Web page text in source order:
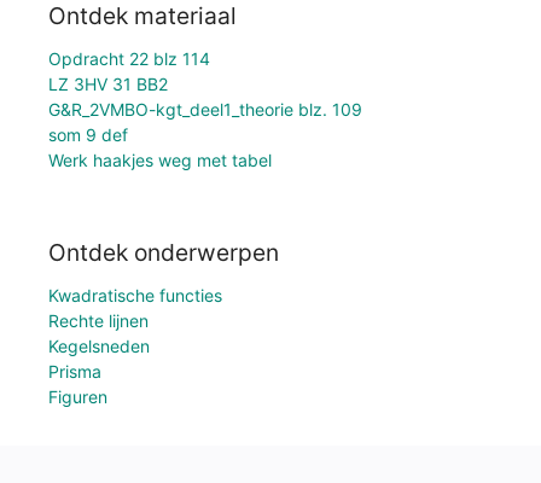
Ontdek materiaal
Opdracht 22 blz 114
LZ 3HV 31 BB2
G&R_2VMBO-kgt_deel1_theorie blz. 109
som 9 def
Werk haakjes weg met tabel
Ontdek onderwerpen
Kwadratische functies
Rechte lijnen
Kegelsneden
Prisma
Figuren